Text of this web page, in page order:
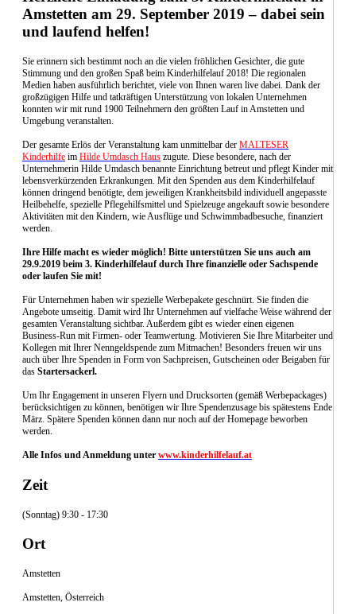
Amstetten am 29. September 2019 – dabei sein
und laufend helfen!
Sie erinnern sich bestimmt noch an die vielen fröhlichen Gesichter, die gute
Stimmung und den großen Spaß beim Kinderhilfelauf 2018! Die regionalen
Medien haben ausführlich berichtet, viele von Ihnen waren live da­bei. Dank der
großzügigen Hilfe und tatkräftigen Unterstützung von lokalen Unternehmen
konnten wir mit rund 1900 Teilnehmern den größten Lauf in Amstetten und
Umgebung veranstalten.
Der gesamte Erlös der Veranstaltung kam unmittelbar der MALTESER
Kinderhilfe im Hilde Umdasch Haus zugute. Diese besondere, nach der
Unternehmerin Hilde Umdasch benannte Einrichtung betreut und pflegt Kinder mit
lebensverkürzenden Erkrankungen. Mit den Spenden aus dem Kinderhilfelauf
können dringend benötigte, dem jeweiligen Krankheitsbild individuell angepasste
Heilbehelfe, spezielle Pflegehilfsmittel und Spielzeuge angekauft sowie besondere
Aktivitäten mit den Kindern, wie Ausflüge und Schwimmbadbesuche, finanziert
werden.
Ihre Hilfe macht es wieder möglich! Bitte unterstützen Sie uns auch am
29.9.2019 beim 3. Kinderhilfelauf durch Ihre finanzielle oder Sachspende
oder laufen Sie mit!
Für Unternehmen haben wir spezielle Werbepakete geschnürt. Sie finden die
Angebote umseitig. Damit wird Ihr Unternehmen auf vielfache Weise während der
gesamten Veranstaltung sichtbar. Außerdem gibt es wieder einen eigenen
Business-Run mit Firmen- oder Teamwertung. Motivieren Sie Ihre Mitarbeiter und
Kollegen mit Ihrer Nenngeldspende zum Mitmachen! Besonders freuen wir uns
auch über Ihre Spenden in Form von Sach­preisen, Gutscheinen oder Beigaben für
das Startersackerl.
Um Ihr Engagement in unseren Flyern und Drucksorten (gemäß Werbepackages)
berücksichtigen zu können, benötigen wir Ihre Spendenzusage bis spätestens Ende
März. Spätere Spenden können dann nur noch auf der Homepage beworben
werden.
Alle Infos und Anmeldung unter www.kinderhilfelauf.at
Zeit
(Sonntag) 9:30 - 17:30
Ort
Amstetten
Amstetten, Österreich